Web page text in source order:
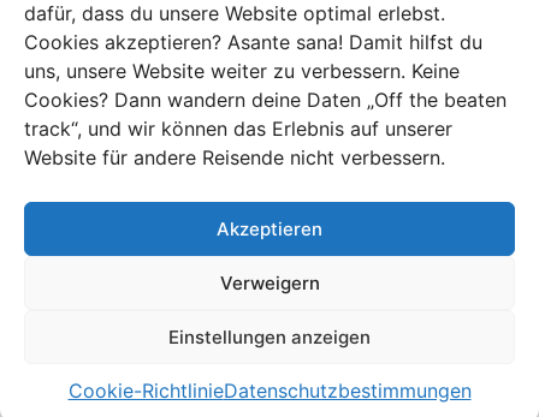
dafür, dass du unsere Website optimal erlebst.
Cookies akzeptieren? Asante sana! Damit hilfst du
uns, unsere Website weiter zu verbessern. Keine
Cookies? Dann wandern deine Daten „Off the beaten
track“, und wir können das Erlebnis auf unserer
Website für andere Reisende nicht verbessern.
Akzeptieren
Verweigern
Einstellungen anzeigen
Cookie-RichtlinieDatenschutzbestimmungen
Also träumst du von einem verborgenen Paradies. Dann
wartet Pomene auf dich. Egal ob du durch die Mangroven
paddelst oder mit einem Bier am Strand sitzt das hier ist
ein Erlebnis das du nie vergessen wirst.
Schau dir dieses Video von unseren niederländischen
Kollegen an du kannst deutsche Untertitel einschalten.